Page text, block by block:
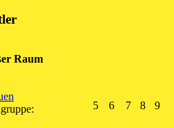
Raum
55.
66.
77.
88.
99.